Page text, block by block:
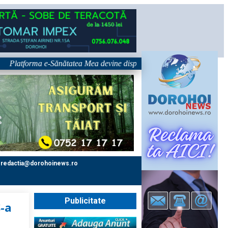
e-Sănătatea Mea devine disponibilă pe 1 septembrie:
redactia@dorohoinews.ro
a
Publicitate